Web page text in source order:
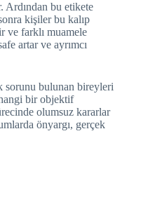
Ardından bu etikete
kişiler bu kalıp
ve farklı muamele
artar ve ayrımcı
sorunu bulunan bireyleri
bir objektif
olumsuz kararlar
önyargı, gerçek